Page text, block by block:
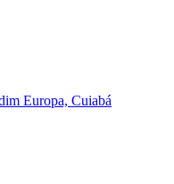
Europa, Cuiabá